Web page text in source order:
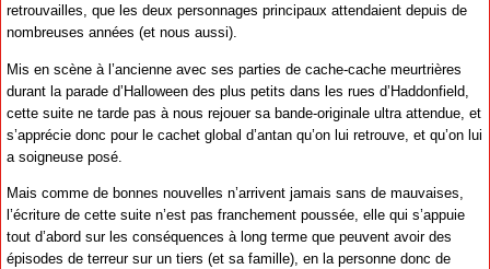
retrouvailles, que les deux personnages principaux attendaient depuis de
nombreuses années (et nous aussi).
Mis en scène à l’ancienne avec ses parties de cache-cache meurtrières
durant la parade d’Halloween des plus petits dans les rues d’Haddonfield,
cette suite ne tarde pas à nous rejouer sa bande-originale ultra attendue, et
s’apprécie donc pour le cachet global d’antan qu’on lui retrouve, et qu’on lui
a soigneuse posé.
Mais comme de bonnes nouvelles n’arrivent jamais sans de mauvaises,
l’écriture de cette suite n’est pas franchement poussée, elle qui s’appuie
tout d’abord sur les conséquences à long terme que peuvent avoir des
épisodes de terreur sur un tiers (et sa famille), en la personne donc de